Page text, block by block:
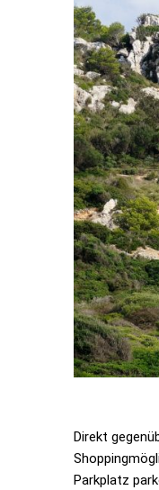
Direkt
Parkplatz